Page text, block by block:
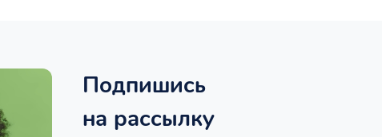
Подпишись
на рассылку